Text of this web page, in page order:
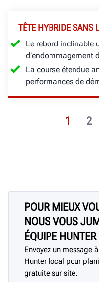
1 2
TÊTE HYBRIDE SANS
Le rebord inclinable
d’endommagement
La course étendue
performances de
POUR MIEUX
NOUS VOUS
ÉQUIPE
Envoyez un message
Hunter local pour
gratuite sur site.